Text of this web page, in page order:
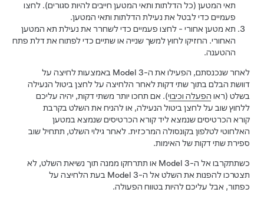
תאי המטען (כל הדלתות ותאי המטען חייבים להיות סגורים). לחצו
פעמיים כדי לבטל את נעילת הדלתות ותאי המטען.
תא מטען אחורי - לחצו פעמיים כדי לשחרר את נעילת תא המטען
האחורי. החזיקו לחוץ למשך שנייה או שתיים כדי לפתוח את דלת פתח
ההטענה.
לאחר שנכנסתם, הפעילו את ה-Model 3באמצעות לחיצה על
דוושת הבלם בתוך שתי דקות לאחר הלחיצה על לחצן ביטול הנעילה
בשלט (ראוהפעלה וכיבוי). אם תחכו יותר משתי דקות, יהיה עליכם
ללחוץ שוב על לחצן ביטול הנעילה, או להניח את השלט בקרבת
קורא הכרטיסים שנמצאליד קורא הכרטיסים שנמצא במטען
האלחוטי לטלפון בקונסולה המרכזית. לאחר גילוי השלט, תתחיל שוב
ספירת שתי דקות של האימות.
כשתתקרבו אל ה-Model 3או תתרחקו ממנה תוך נשיאת השלט, לא
תצטרכו להפנות את השלט אל ה-Model 3בעת הלחיצה על
כפתור, אבל עליכם להיות בטווח הפעולה.